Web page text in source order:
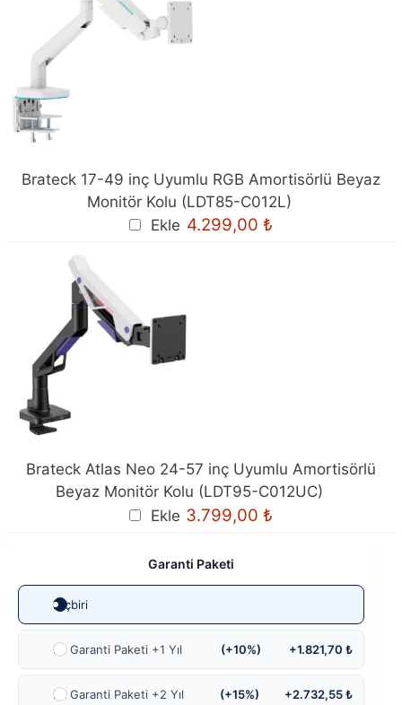
Brateck 17-49 inç Uyumlu RGB Amortisörlü Beyaz
Monitör Kolu (LDT85-C012L)
Ekle 4.299,00 ₺
Brateck Atlas Neo 24-57 inç Uyumlu Amortisörlü
Beyaz Monitör Kolu (LDT95-C012UC)
Ekle 3.799,00₺
Garanti Paketi
Hiçbiri
Ek Garanti Paketi +1 Yıl (+10%) +1.821,70 ₺
Ek Garanti Paketi +2 Yıl (+15%) +2.732,55 ₺